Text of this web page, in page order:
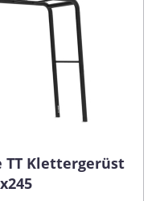
TT Klettergerüst